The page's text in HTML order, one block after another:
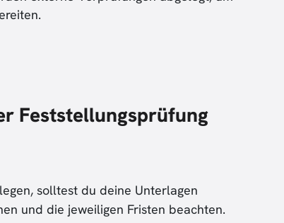
Feststellungsprüfung
solltest du deine Unterlagen
und die jeweiligen Fristen beachten.